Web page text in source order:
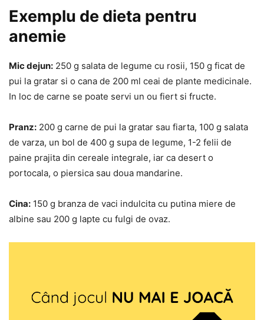
Exemplu de dieta pentru
anemie
Mic dejun: 250 g salata de legume cu rosii, 150 g ficat de
pui la gratar si o cana de 200 ml ceai de plante medicinale.
In loc de carne se poate servi un ou fiert si fructe.
Pranz: 200 g carne de pui la gratar sau fiarta, 100 g salata
de varza, un bol de 400 g supa de legume, 1-2 felii de
paine prajita din cereale integrale, iar ca desert o
portocala, o piersica sau doua mandarine.
Cina: 150 g branza de vaci indulcita cu putina miere de
albine sau 200 g lapte cu fulgi de ovaz.